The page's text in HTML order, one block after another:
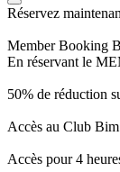
Réservez
Member Booking
En réservant le
50% de réduction
Accès au Club
Accès pour 4